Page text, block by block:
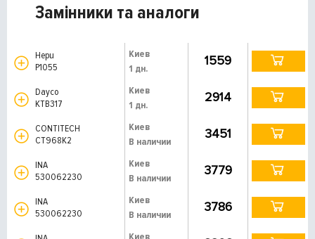
Замінники та аналоги
Hepu
P1055
Киев
1 дн.
1559
Dayco
KTB317
Киев
1 дн.
2914
CONTITECH
CT968K2
Киев
В наличии
3451
INA
530062230
Киев
В наличии
3779
INA
530062230
Киев
В наличии
3786
Киев